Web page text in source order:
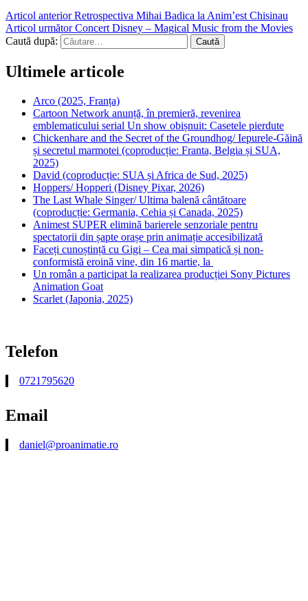
Articol anteriorRetrospectiva Mihai Badica la Anim’est Chisinau
Articol următorConcert Disney – Magical Music from the Movies
Caută după:
Ultimele articole
Arco (2025, Franța)
Cartoon Network anunță, în premieră, revenirea
emblematicului serial Un show obișnuit: Casetele pierdute
Chickenhare and the Secret of the Groundhog/ Iepurele-Găină
și secretul marmotei (coproducție: Franta, Belgia și SUA,
2025)
David (coproducție: SUA și Africa de Sud, 2025)
Hoppers/ Hopperi (Disney Pixar, 2026)
The Last Whale Singer/ Ultima balenă cântătoare
(coproducție: Germania, Cehia și Canada, 2025)
Animest SUPER elimină barierele senzoriale pentru
spectatorii din șapte orașe prin animație accesibilizată
Faceți cunoștință cu Gigi – Cea mai simpatică și non-
conformistă eroină vine, din 16 martie, la
Un român a participat la realizarea producției Sony Pictures
Animation Goat
Scarlet (Japonia, 2025)
Telefon
0721795620
Email
daniel@proanimatie.ro